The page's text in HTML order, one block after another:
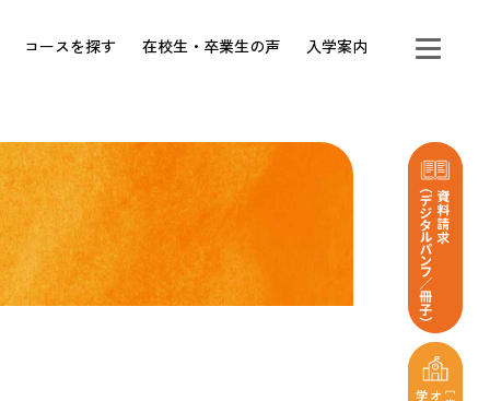
コースを探す 在校生・卒業生の声 入学案内